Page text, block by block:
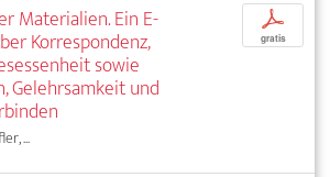
Materialien. Ein E-
Korrespondenz,
sowie
Gelehrsamkeit und
...
p
gratis